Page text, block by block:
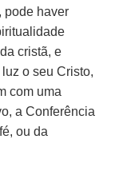
pode haver
cristã, e
o seu Cristo,
com uma
a Conferência
ou da